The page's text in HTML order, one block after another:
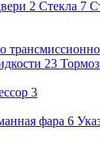
2 Стекла 7
23
3
фара 6